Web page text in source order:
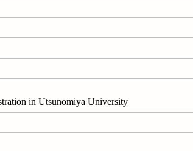
in Utsunomiya University